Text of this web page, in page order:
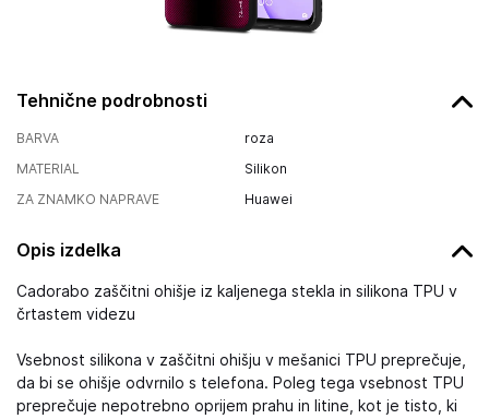
Tehnične podrobnosti
BARVA
roza
MATERIAL
Silikon
ZA ZNAMKO NAPRAVE
Huawei
Opis izdelka
Cadorabo zaščitni ohišje iz kaljenega stekla in silikona TPU v
črtastem videzu
Vsebnost silikona v zaščitni ohišju v mešanici TPU preprečuje,
da bi se ohišje odvrnilo s telefona. Poleg tega vsebnost TPU
preprečuje nepotrebno oprijem prahu in litine, kot je tisto, ki